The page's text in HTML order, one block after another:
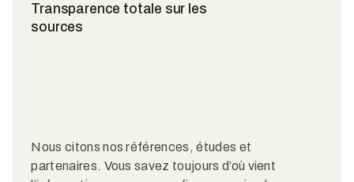
Transparence totale sur les
sources
Nous citons nos références, études et
partenaires. Vous savez toujours d’où vient